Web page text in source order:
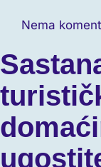
Nema